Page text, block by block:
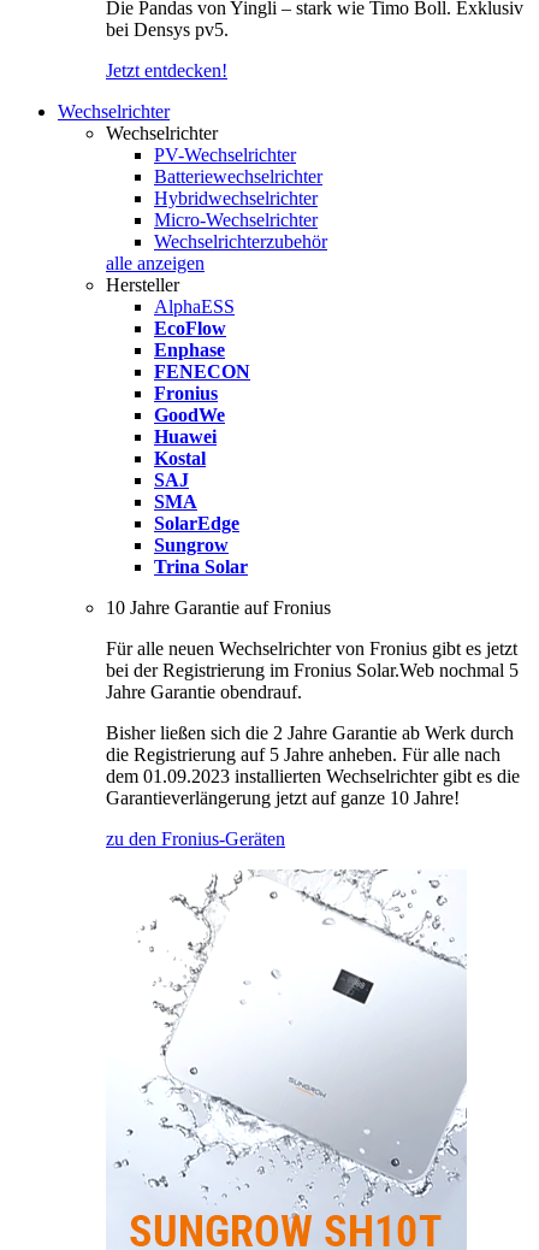
Die Pandas von Yingli – stark wie Timo Boll. Exklusiv
bei Densys pv5.
Jetzt entdecken!
Wechselrichter
Wechselrichter
PV-Wechselrichter
Batteriewechselrichter
Hybridwechselrichter
Micro-Wechselrichter
Wechselrichterzubehör
alle anzeigen
Hersteller
AlphaESS
EcoFlow
Enphase
FENECON
Fronius
GoodWe
Huawei
Kostal
SAJ
SMA
SolarEdge
Sungrow
Trina Solar
10 Jahre Garantie auf Fronius
Für alle neuen Wechselrichter von Fronius gibt es jetzt
bei der Registrierung im Fronius Solar.Web nochmal 5
Jahre Garantie obendrauf.
Bisher ließen sich die 2 Jahre Garantie ab Werk durch
die Registrierung auf 5 Jahre anheben. Für alle nach
dem 01.09.2023 installierten Wechselrichter gibt es die
Garantieverlängerung jetzt auf ganze 10 Jahre!
zu den Fronius-Geräten